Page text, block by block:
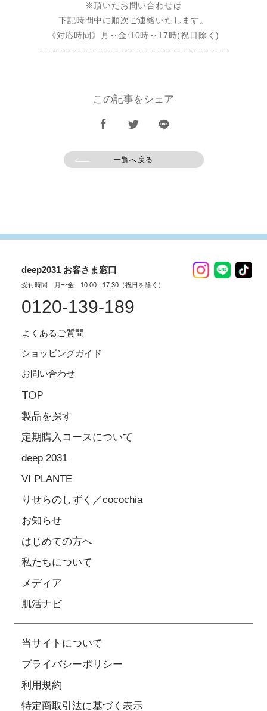
※頂いたお問い合わせは
下記時間中に順次ご連絡いたします。
《対応時間》月～金:10時～17時(祝日除く)
-------------------------------------------------------
この記事をシェア
一覧へ戻る
deep2031 お客さま窓口
受付時間 月〜金 10:00 - 17:30（祝日を除く）
0120-139-189
よくあるご質問
ショッピングガイド
お問い合わせ
TOP
製品を探す
定期購入コースについて
deep 2031
VI PLANTE
りせらのしずく／cocochia
お知らせ
はじめての方へ
私たちについて
メディア
肌活ナビ
当サイトについて
プライバシーポリシー
利用規約
特定商取引法に基づく表示